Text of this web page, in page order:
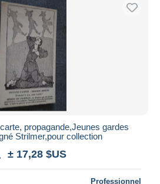
propagande,Jeunes gardes
Strilmer,pour collection
± 17,28 $US
Professionnel